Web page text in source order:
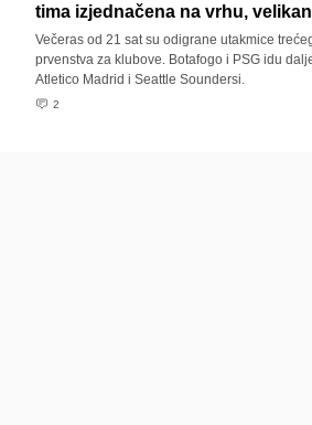
tima izjednačena na vrhu,
Večeras od 21 sat su odigrane utakmice
prvenstva za klubove. Botafogo i PSG idu
Atletico Madrid i Seattle Soundersi.
2